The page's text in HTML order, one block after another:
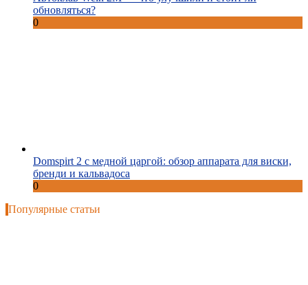
обновляться?
0
Domspirt 2 с медной царгой: обзор аппарата для виски,
бренди и кальвадоса
0
Популярные статьи